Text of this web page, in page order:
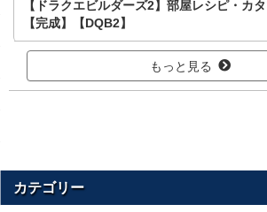
【ドラクエビルダーズ2】部屋レシピ・カ
【完成】【DQB2】
もっと見る
カテゴリー